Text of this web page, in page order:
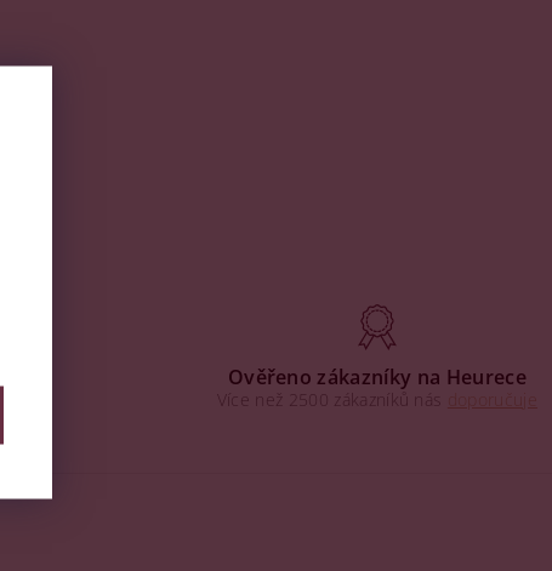
Ověřeno zákazníky na Heurece
Více než 2500 zákazníků nás